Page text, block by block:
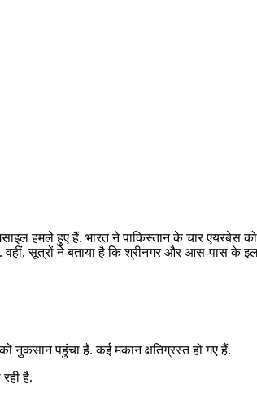
हमले हुए हैं. भारत ने पाकिस्तान के चार एयरबेस
सूत्रों ने बताया है कि श्रीनगर और आस-पास के
नुकसान पहुंचा है. कई मकान क्षतिग्रस्त हो गए हैं.
है.